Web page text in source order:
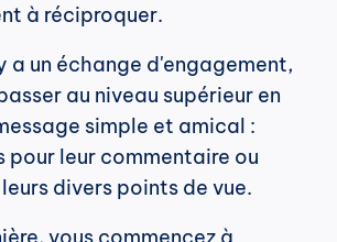
à réciproquer.
a un échange d'engagement,
au niveau supérieur en
simple et amical :
pour leur commentaire ou
divers points de vue.